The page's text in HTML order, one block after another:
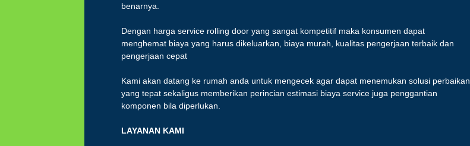
benarnya.
Dengan harga service rolling door yang sangat kompetitif maka konsumen dapat
menghemat biaya yang harus dikeluarkan, biaya murah, kualitas pengerjaan terbaik dan
pengerjaan cepat
Kami akan datang ke rumah anda untuk mengecek agar dapat menemukan solusi perbaikan
yang tepat sekaligus memberikan perincian estimasi biaya service juga penggantian
komponen bila diperlukan.
LAYANAN KAMI